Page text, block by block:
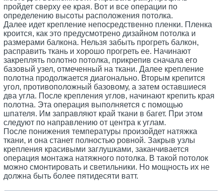
пройдет сверху ее края. Вот и все операции по
определению высоты расположения потолка.
Далее идет крепление непосредственно пленки. Пленка
кроится, как это предусмотрено дизайном потолка и
размерами балкона. Нельзя забыть прогреть балкон,
расправить ткань и хорошо прогреть ее. Начинают
закреплять полотно потолка, прикрепив сначала его
базовый узел, отмеченный на ткани. Далее крепление
полотна продолжается диагонально. Вторым крепится
угол, противоположный базовому, а затем оставшиеся
два угла. После крепления углов, начинают крепить края
полотна. Эта операция выполняется с помощью
шпателя. Им заправляют край ткани в багет. При этом
следуют по направлению от центра к углам.
После понижения температуры произойдет натяжка
ткани, и она станет полностью ровной. Закрыв узлы
крепления красивыми заглушками, заканчивается
операция монтажа натяжного потолка. В такой потолок
можно смонтировать и светильники. Но мощность их не
должна быть более пятидесяти ватт.